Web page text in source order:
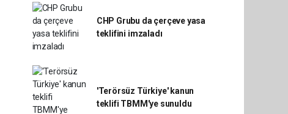
CHP Grubu da çerçeve yasa
teklifini imzaladı
'Terörsüz Türkiye' kanun
teklifi TBMM'ye sunuldu